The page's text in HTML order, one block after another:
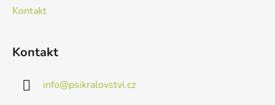
Kontakt
Kontakt
info@psikralovstvi.cz